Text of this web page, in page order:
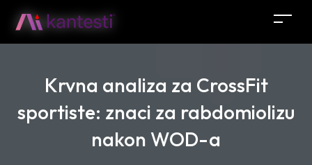
Krvna analiza za CrossFit
sportiste: znaci za rabdomiolizu
nakon WOD-a